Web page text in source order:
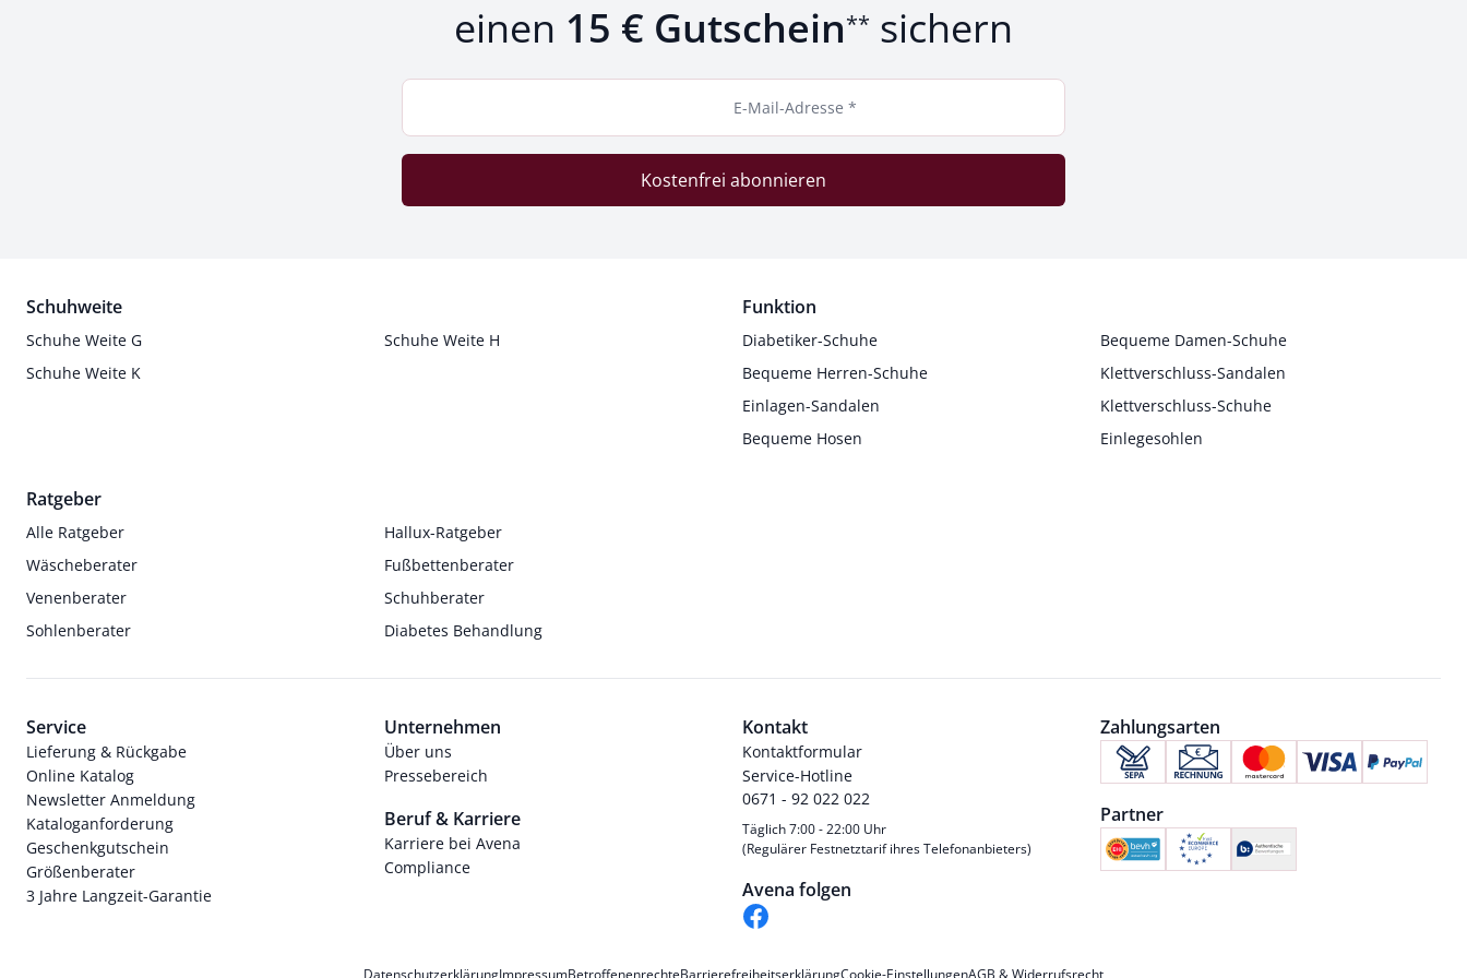
einen 15 € Gutschein** sichern
E-Mail-Adresse *
Kostenfrei abonnieren
Schuhweite
Schuhe Weite G
Schuhe Weite H
Schuhe Weite K
Funktion
Diabetiker-Schuhe
Bequeme Damen-Schuhe
Bequeme Herren-Schuhe
Klettverschluss-Sandalen
Einlagen-Sandalen
Klettverschluss-Schuhe
Bequeme Hosen
Einlegesohlen
Ratgeber
Alle Ratgeber
Hallux-Ratgeber
Wäscheberater
Fußbettenberater
Venenberater
Schuhberater
Sohlenberater
Diabetes Behandlung
Service
Lieferung & Rückgabe
Online Katalog
Newsletter Anmeldung
Kataloganforderung
Geschenkgutschein
Größenberater
3 Jahre Langzeit-Garantie
Unternehmen
Über uns
Pressebereich
Beruf & Karriere
Karriere bei Avena
Compliance
Kontakt
Kontaktformular
Service-Hotline
0671 - 92 022 022
Täglich 7:00 - 22:00 Uhr
(Regulärer Festnetztarif ihres Telefonanbieters)
Avena folgen
Zahlungsarten
Partner
DatenschutzerklärungImpressumBetroffenenrechteBarrierefreiheitserklärungCookie-EinstellungenAGB & Widerrufsrecht